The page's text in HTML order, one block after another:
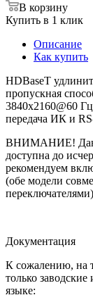
В корзину
Купить в 1 клик
Описание
Как купить
HDBaseT
пропускная
3840х2160@60
передача ИК и
ВНИМАНИЕ!
доступна до
рекомендуем
(обе модели
Документация
К сожалению, на
только
языке: